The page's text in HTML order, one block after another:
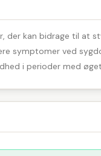
kan bidrage til at
symptomer ved
i perioder med